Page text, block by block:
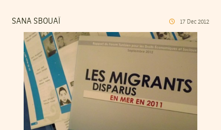
SANA SBOUAÏ 17 Dec 2012